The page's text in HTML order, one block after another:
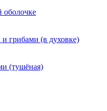
оболочке
грибами (в духовке)
(тушёная)